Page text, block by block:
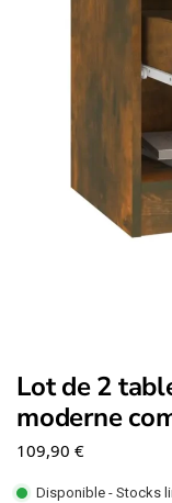
Lot de 2
moderne
109,90 €
Disponible - Stocks